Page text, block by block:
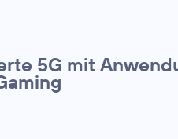
5G mit